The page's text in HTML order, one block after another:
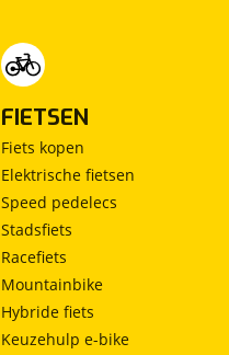
FIETSEN
Fiets kopen
Elektrische fietsen
Speed pedelecs
Stadsfiets
Racefiets
Mountainbike
Hybride fiets
Keuzehulp e-bike